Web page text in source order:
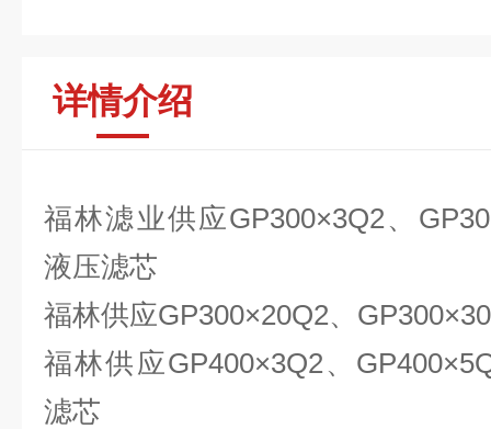
详情介绍
福林滤业供应GP300×3Q2、
液压滤芯
福林供应GP300×20Q2、
福林供应GP400×3Q2、
滤芯